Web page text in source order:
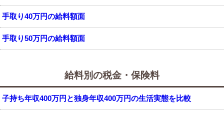
手取り40万円の給料額面
手取り50万円の給料額面
給料別の税金・保険料
子持ち年収400万円と独身年収400万円の生活実態を比較